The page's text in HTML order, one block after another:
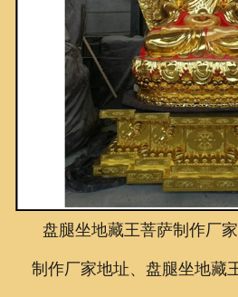
盘腿坐地藏王菩萨制作厂
制作厂家地址、盘腿坐地藏